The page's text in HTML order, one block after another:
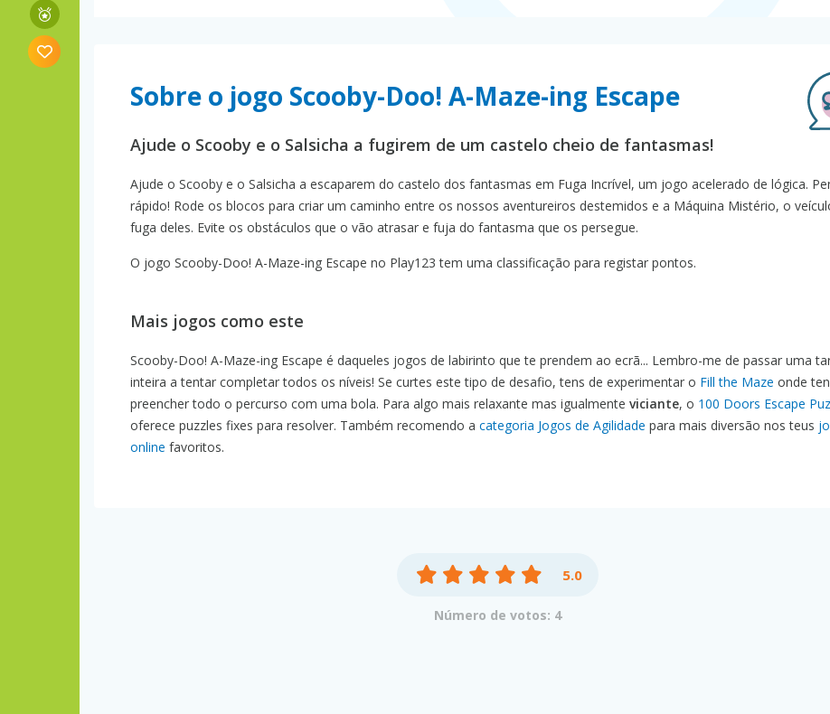
Sobre o jogo Scooby-Doo! A-Maze-ing Escape
Ajude o Scooby e o Salsicha a fugirem de um castelo cheio de fantasmas!
Ajude o Scooby e o Salsicha a escaparem do castelo dos fantasmas em Fuga Incrível, um jogo acelerado de lógica.
rápido! Rode os blocos para criar um caminho entre os nossos aventureiros destemidos e a Máquina Mistério, o
fuga deles. Evite os obstáculos que o vão atrasar e fuja do fantasma que os persegue.
O jogo Scooby-Doo! A-Maze-ing Escape no Play123 tem uma classificação para registar pontos.
Mais jogos como este
Scooby-Doo! A-Maze-ing Escape é daqueles jogos de labirinto que te prendem ao ecrã... Lembro-me de passar uma
inteira a tentar completar todos os níveis! Se curtes este tipo de desafio, tens de experimentar o Fill the Maze onde
preencher todo o percurso com uma bola. Para algo mais relaxante mas igualmente viciante, o 100 Doors Escape
oferece puzzles fixes para resolver. Também recomendo a categoria Jogos de Agilidade para mais diversão nos teus
online favoritos.
5.0
Número de votos: 4